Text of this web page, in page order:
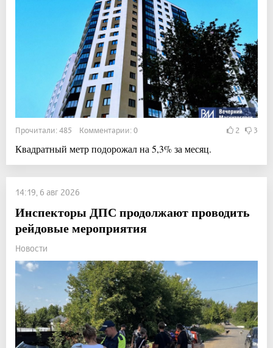
Прочитали: 485 Комментарии: 0 2 3
Квадратный метр подорожал на 5,3% за месяц.
14:19, 6 авг 2026
Инспекторы ДПС продолжают проводить
рейдовые мероприятия
Новости